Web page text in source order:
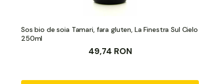
Sos bio de soia Tamari, fara gluten, La Finestra Sul Cielo
250ml
49,74 RON